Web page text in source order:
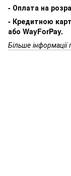
- Оплата на
- Кредитною
або WayForPay.
Більше